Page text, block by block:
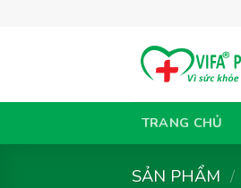
TRANG CHỦ
SẢN PHẨM /